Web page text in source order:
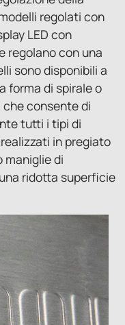
regolati con
LED con
regolano con una
sono disponibili a
forma di spirale o
consente di
tutti i tipi di
in pregiato
maniglie di
ridotta superficie